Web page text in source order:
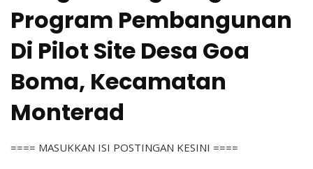
Program Pembangunan
Di Pilot Site Desa Goa
Boma, Kecamatan
Monterad
==== MASUKKAN ISI POSTINGAN KESINI ====